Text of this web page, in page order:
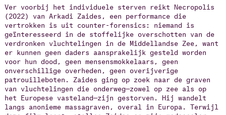
Ver voorbij het individuele sterven reikt Necropolis
(2022) van Arkadi Zaides, een performance die
vertrokken is uit counter-forensics: niemand is
geïnteresseerd in de stoffelijke overschotten van de
verdronken vluchtelingen in de Middellandse Zee, want
er kunnen geen daders aansprakelijk gesteld worden
voor hun dood, geen mensensmokkelaars, geen
onverschillige overheden, geen overijverige
patrouilleboten. Zaides ging op zoek naar de graven
van vluchtelingen die onderweg—zowel op zee als op
het Europese vasteland—zijn gestorven. Hij wandelt
langs anonieme massagraven, overal in Europa. Terwijl